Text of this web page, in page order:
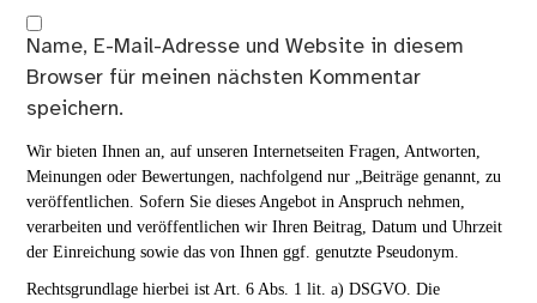
Name, E-Mail-Adresse und Website in diesem
Browser für meinen nächsten Kommentar
speichern.
Wir bieten Ihnen an, auf unseren Internetseiten Fragen, Antworten,
Meinungen oder Bewertungen, nachfolgend nur „Beiträge genannt, zu
veröffentlichen. Sofern Sie dieses Angebot in Anspruch nehmen,
verarbeiten und veröffentlichen wir Ihren Beitrag, Datum und Uhrzeit
der Einreichung sowie das von Ihnen ggf. genutzte Pseudonym.
Rechtsgrundlage hierbei ist Art. 6 Abs. 1 lit. a) DSGVO. Die